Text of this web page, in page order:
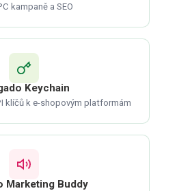
kampaně a SEO
Keychain
klíčů k e-shopovým platformám
Marketing Buddy